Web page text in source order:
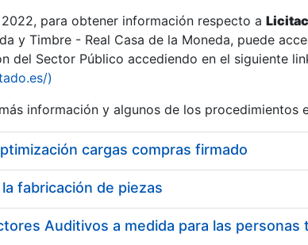
para obtener información respecto a
y Timbre - Real Casa de la Moneda, puede
del Sector Público accediendo en el siguiente
)
información y algunos de los procedimientos
cargas compras firmado
fabricación de piezas